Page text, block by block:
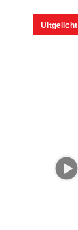
Uitgelicht